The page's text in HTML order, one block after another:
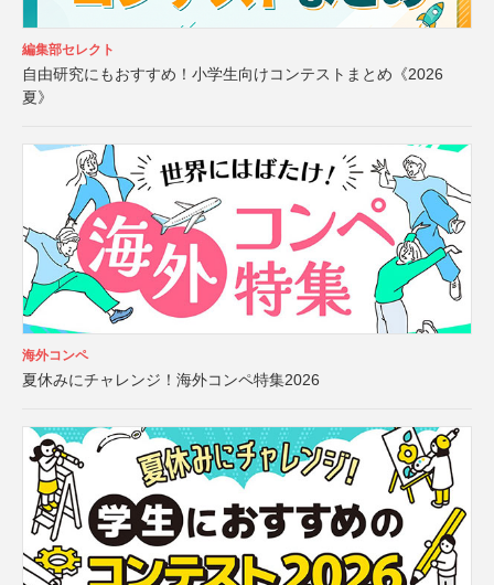
編集部セレクト
自由研究にもおすすめ！小学生向けコンテストまとめ《2026
夏》
海外コンペ
夏休みにチャレンジ！海外コンペ特集2026